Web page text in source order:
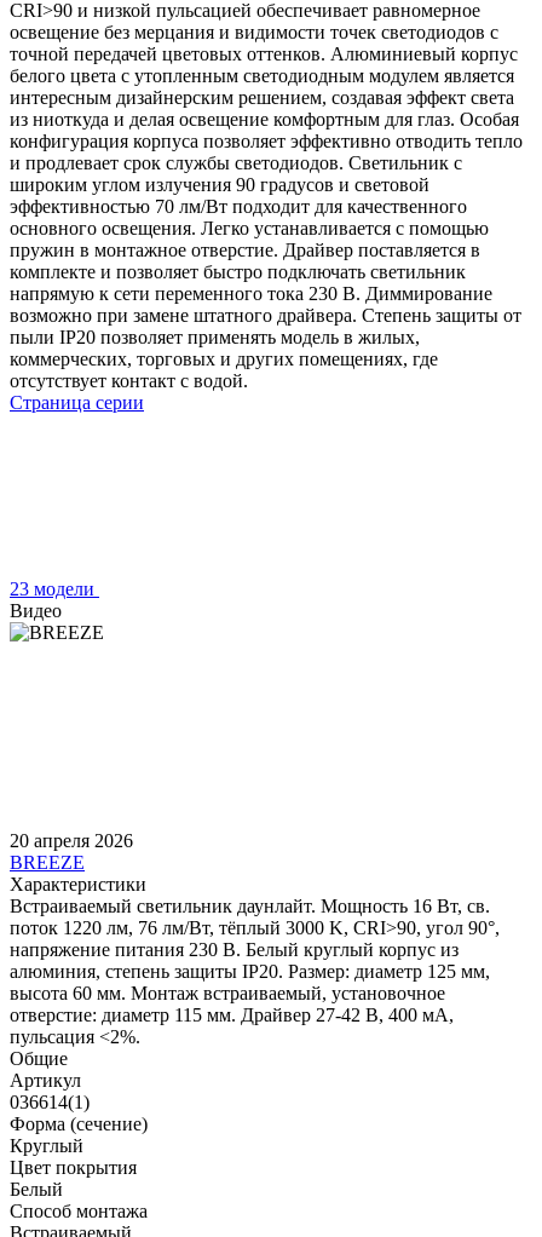
CRI>90 и низкой пульсацией обеспечивает равномерное
освещение без мерцания и видимости точек светодиодов с
точной передачей цветовых оттенков. Алюминиевый корпус
белого цвета с утопленным светодиодным модулем является
интересным дизайнерским решением, создавая эффект света
из ниоткуда и делая освещение комфортным для глаз. Особая
конфигурация корпуса позволяет эффективно отводить тепло
и продлевает срок службы светодиодов. Светильник с
широким углом излучения 90 градусов и световой
эффективностью 70 лм/Вт подходит для качественного
основного освещения. Легко устанавливается с помощью
пружин в монтажное отверстие. Драйвер поставляется в
комплекте и позволяет быстро подключать светильник
напрямую к сети переменного тока 230 В. Диммирование
возможно при замене штатного драйвера. Степень защиты от
пыли IP20 позволяет применять модель в жилых,
коммерческих, торговых и других помещениях, где
отсутствует контакт с водой.
Страница серии
23 модели
Видео
20 апреля 2026
BREEZE
Характеристики
Встраиваемый светильник даунлайт. Мощность 16 Вт, св.
поток 1220 лм, 76 лм/Вт, тёплый 3000 K, CRI>90, угол 90°,
напряжение питания 230 В. Белый круглый корпус из
алюминия, степень защиты IP20. Размер: диаметр 125 мм,
высота 60 мм. Монтаж встраиваемый, установочное
отверстие: диаметр 115 мм. Драйвер 27-42 В, 400 мА,
пульсация <2%.
Общие
Артикул
036614(1)
Форма (сечение)
Круглый
Цвет покрытия
Белый
Способ монтажа
Встраиваемый